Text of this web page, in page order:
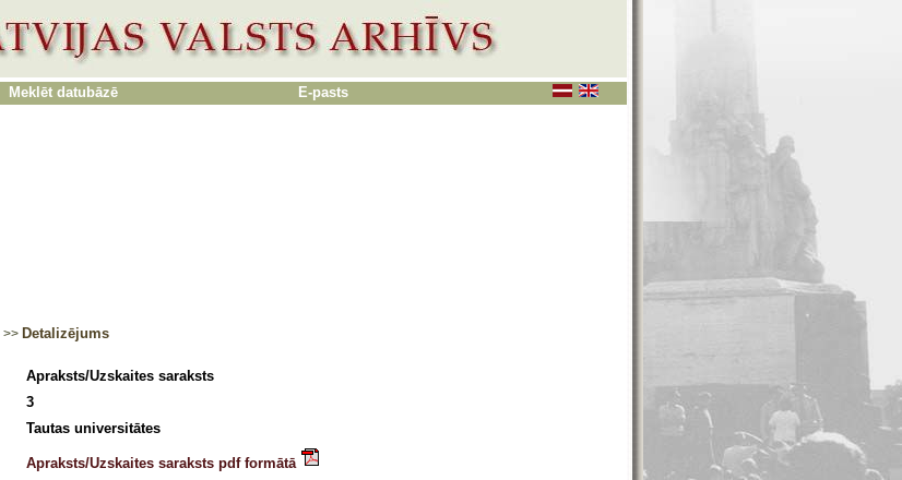
Meklēt datubāzē E-pasts
>> Detalizējums
Apraksts/Uzskaites saraksts
3
Tautas universitātes
Apraksts/Uzskaites saraksts pdf formātā